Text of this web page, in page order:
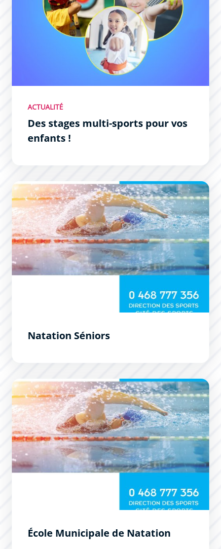
ACTUALITÉ
Des stages multi-sports pour vos
enfants !
Natation Séniors
Natation Séniors
École Municipale de Natation
École Municipale de Natation